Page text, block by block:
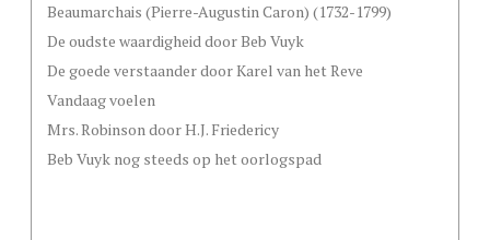
Beaumarchais (Pierre-Augustin Caron) (1732-1799)
De oudste waardigheid door Beb Vuyk
De goede verstaander door Karel van het Reve
Vandaag voelen
Mrs. Robinson door H.J. Friedericy
Beb Vuyk nog steeds op het oorlogspad